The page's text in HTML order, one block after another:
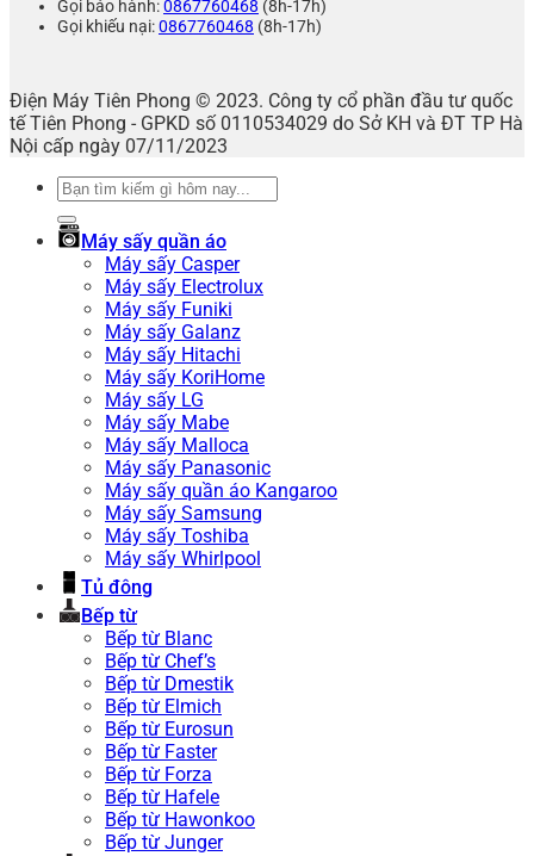
Gọi bảo hành:0867760468 (8h-17h)
Gọi khiếu nại:0867760468 (8h-17h)
Điện Máy Tiên Phong © 2023. Công ty cổ phần đầu tư quốc
tế Tiên Phong - GPKD số 0110534029 do Sở KH và ĐT TP Hà
Nội cấp ngày 07/11/2023
Tìm
Máy sấy quần áo
Máy sấy Casper
Máy sấy Electrolux
Máy sấy Funiki
Máy sấy Galanz
Máy sấy Hitachi
Máy sấy KoriHome
Máy sấy LG
Máy sấy Mabe
Máy sấy Malloca
Máy sấy Panasonic
Máy sấy quần áo Kangaroo
Máy sấy Samsung
Máy sấy Toshiba
Máy sấy Whirlpool
Tủ đông
Bếp từ
Bếp từ Blanc
Bếp từ Chef’s
Bếp từ Dmestik
Bếp từ Elmich
Bếp từ Eurosun
Bếp từ Faster
Bếp từ Forza
Bếp từ Hafele
Bếp từ Hawonkoo
Bếp từ Junger